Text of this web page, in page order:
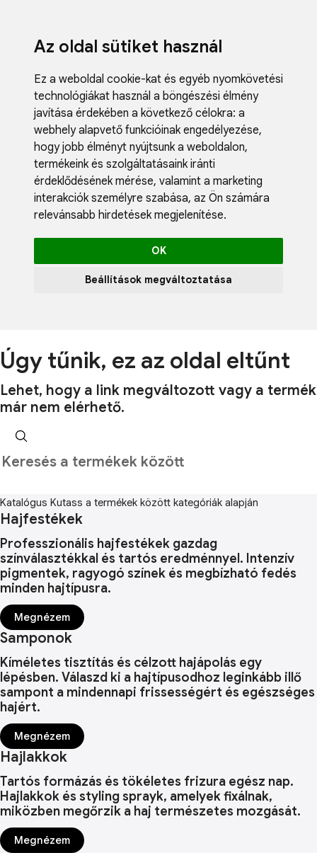
Az oldal sütiket használ
Ez a weboldal cookie-kat és egyéb nyomkövetési
technológiákat használ a böngészési élmény
javítása érdekében a következő célokra: a
webhely alapvető funkcióinak engedélyezése,
hogy jobb élményt nyújtsunk a weboldalon,
termékeink és szolgáltatásaink iránti
érdeklődésének mérése, valamint a marketing
interakciók személyre szabása, az Ön számára
relevánsabb hirdetések megjelenítése.
OK
Beállítások megváltoztatása
Blog
Úgy tűnik, ez az oldal eltűnt
Lehet, hogy a link megváltozott vagy a termék
már nem elérhető.
Katalógus Kutass a termékek között kategóriák alapján
Hajfestékek
Professzionális hajfestékek gazdag
színválasztékkal és tartós eredménnyel. Intenzív
pigmentek, ragyogó színek és megbízható fedés
minden hajtípusra.
Megnézem
Samponok
Kíméletes tisztítás és célzott hajápolás egy
lépésben. Válaszd ki a hajtípusodhoz leginkább illő
sampont a mindennapi frissességért és egészséges
hajért.
Megnézem
Hajlakkok
Tartós formázás és tökéletes frizura egész nap.
Hajlakkok és styling sprayk, amelyek fixálnak,
miközben megőrzik a haj természetes mozgását.
Megnézem